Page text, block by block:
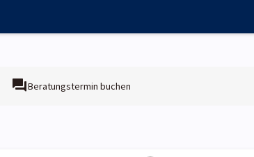
Beratungstermin buchen